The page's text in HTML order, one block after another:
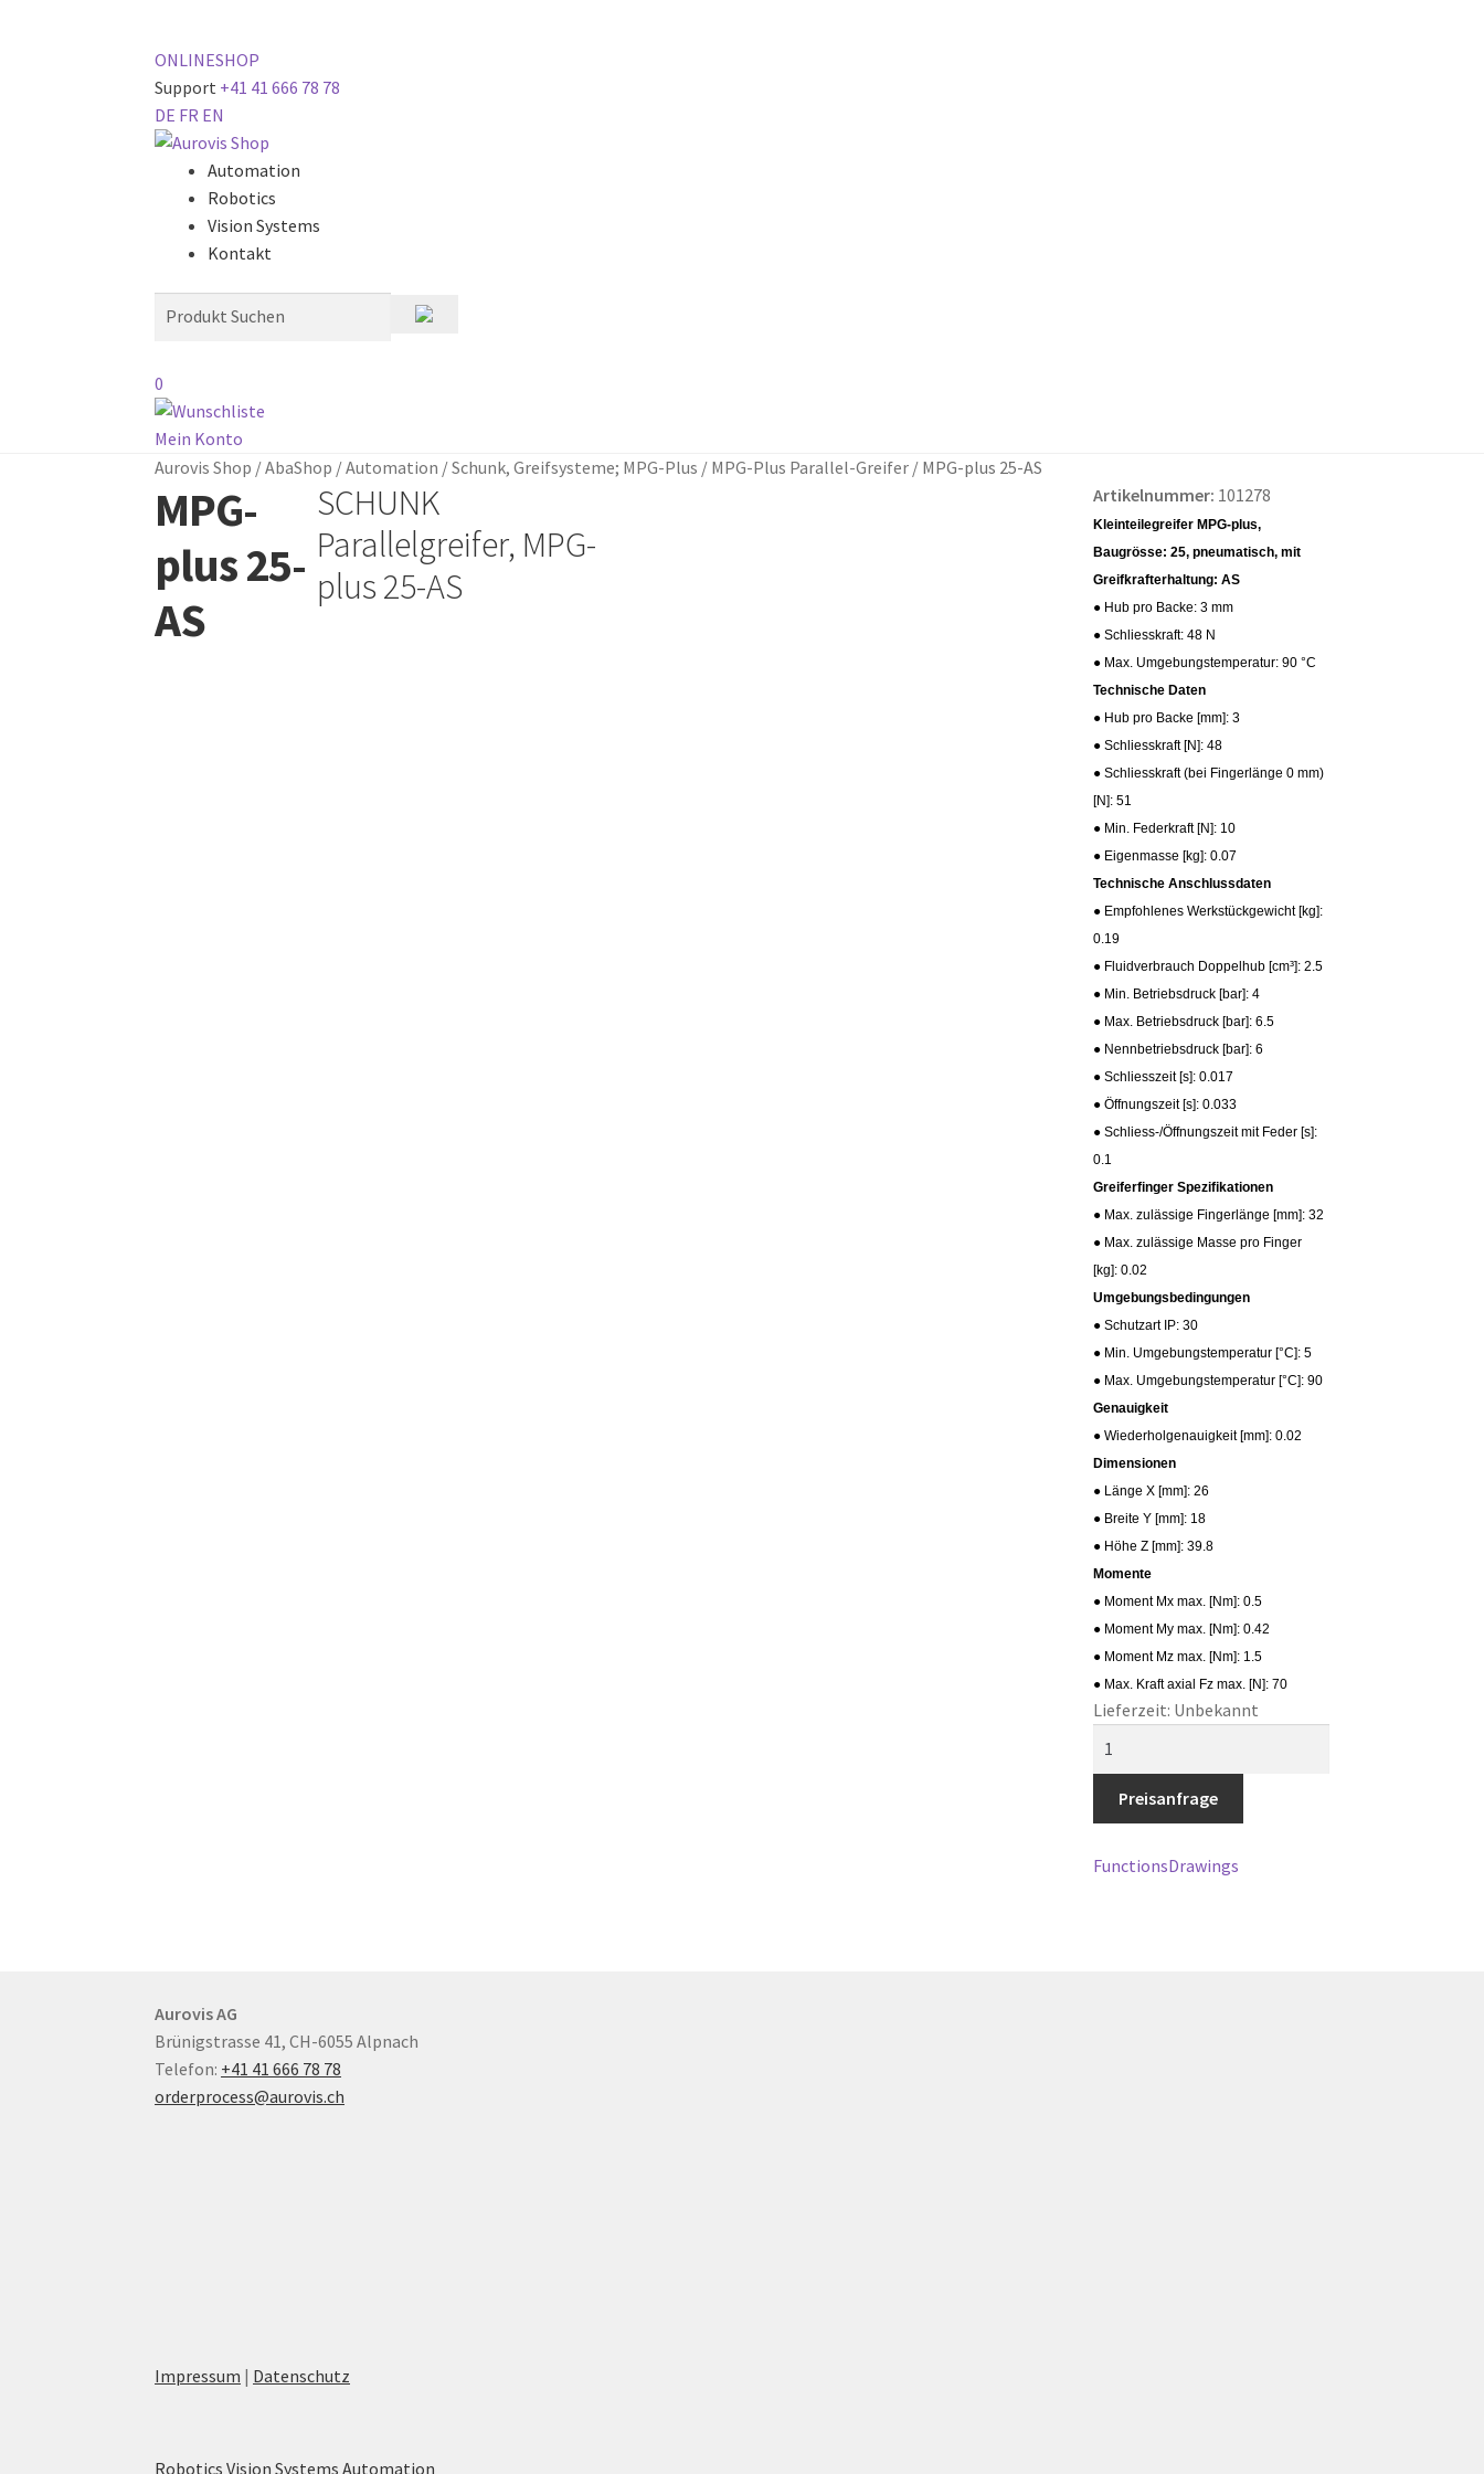
ONLINESHOP
Support +41 41 666 78 78
DE FR EN
Automation
Robotics
Vision Systems
Kontakt
0
Mein Konto
Aurovis Shop /AbaShop /Automation /Schunk, Greifsysteme; MPG-Plus / MPG-Plus Parallel-Greifer / MPG-plus 25-AS
MPG-
plus 25-
AS
SCHUNK
Parallelgreifer, MPG-
plus 25-AS
Artikelnummer: 101278
Kleinteilegreifer MPG-plus,
Baugrösse: 25, pneumatisch, mit
Greifkrafterhaltung: AS
● Hub pro Backe: 3 mm
● Schliesskraft: 48 N
● Max. Umgebungstemperatur: 90 °C
Technische Daten
● Hub pro Backe [mm]: 3
● Schliesskraft [N]: 48
● Schliesskraft (bei Fingerlänge 0 mm)
[N]: 51
● Min. Federkraft [N]: 10
● Eigenmasse [kg]: 0.07
Technische Anschlussdaten
● Empfohlenes Werkstückgewicht [kg]:
0.19
● Fluidverbrauch Doppelhub [cm³]: 2.5
● Min. Betriebsdruck [bar]: 4
● Max. Betriebsdruck [bar]: 6.5
● Nennbetriebsdruck [bar]: 6
● Schliesszeit [s]: 0.017
● Öffnungszeit [s]: 0.033
● Schliess-/Öffnungszeit mit Feder [s]:
0.1
Greiferfinger Spezifikationen
● Max. zulässige Fingerlänge [mm]: 32
● Max. zulässige Masse pro Finger
[kg]: 0.02
Umgebungsbedingungen
● Schutzart IP: 30
● Min. Umgebungstemperatur [°C]: 5
● Max. Umgebungstemperatur [°C]: 90
Genauigkeit
● Wiederholgenauigkeit [mm]: 0.02
Dimensionen
● Länge X [mm]: 26
● Breite Y [mm]: 18
● Höhe Z [mm]: 39.8
Momente
● Moment Mx max. [Nm]: 0.5
● Moment My max. [Nm]: 0.42
● Moment Mz max. [Nm]: 1.5
● Max. Kraft axial Fz max. [N]: 70
Lieferzeit: Unbekannt
AS
Preisanfrage
FunctionsDrawings
Aurovis AG
Brünigstrasse 41, CH-6055 Alpnach
Telefon: +41 41 666 78 78
orderprocess@aurovis.ch
Impressum | Datenschutz
Robotics Vision Systems Automation